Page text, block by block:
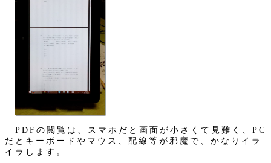
PDFの閲覧は、スマホだと画面が小さくて見難く、PC
だとキーボードやマウス、配線等が邪魔で、かなりイラ
イラします。